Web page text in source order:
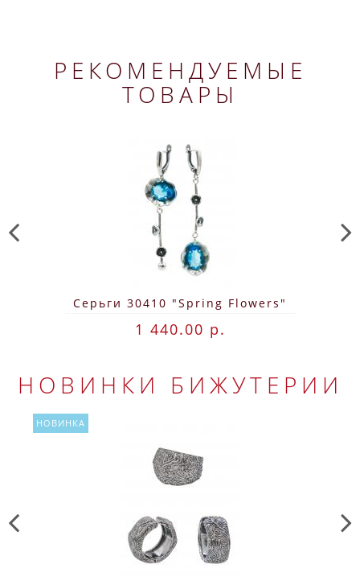
РЕКОМЕНДУЕМЫЕ
ТОВАРЫ
Серьги 30410 "Spring Flowers"
1 440.00 р.
НОВИНКИ БИЖУТЕРИИ
НОВИНКА